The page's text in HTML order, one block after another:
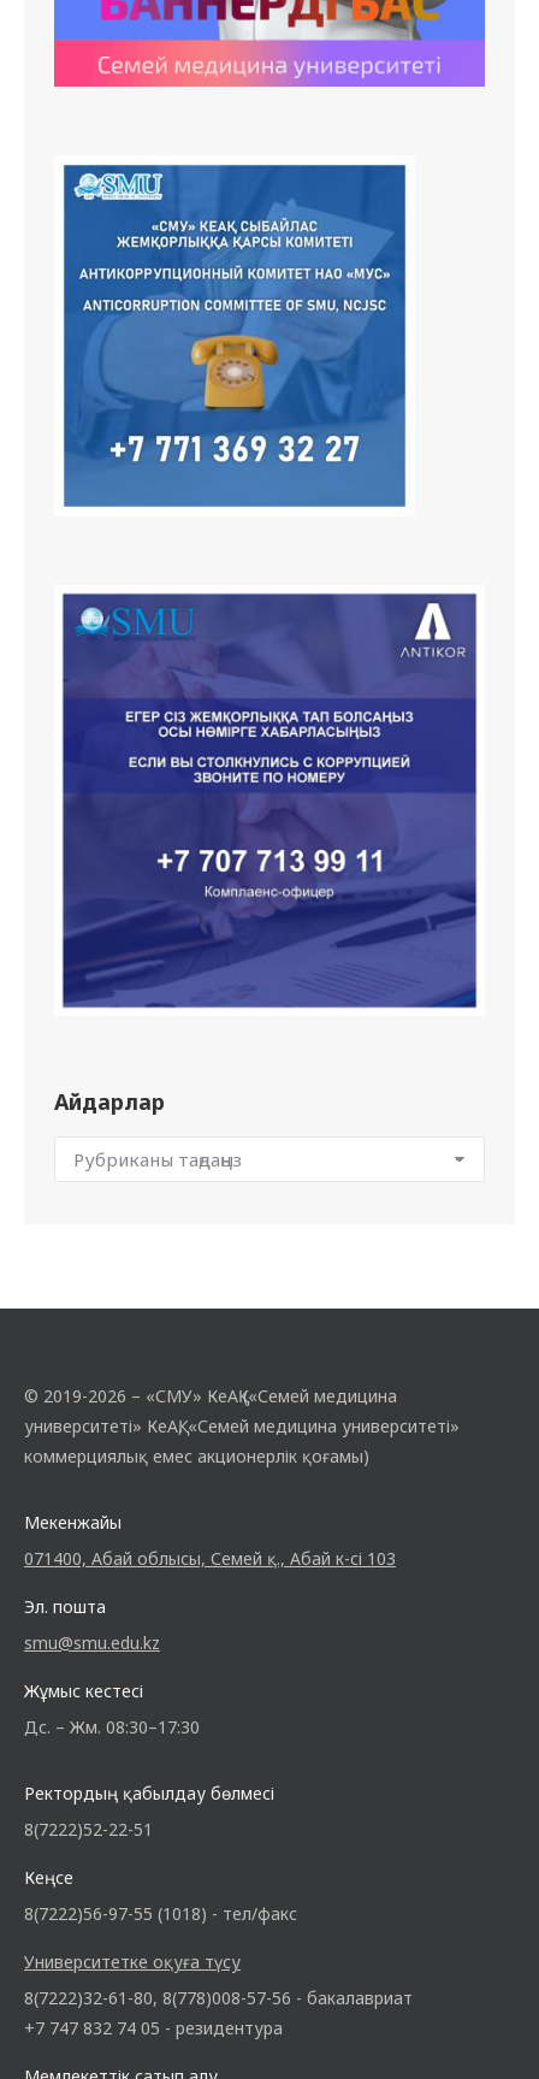
Айдарлар
© 2019-2026 – «СМУ» КеАҚ («Семей медицина
университеті» КеАҚ, «Семей медицина университеті»
коммерциялық емес акционерлік қоғамы)
Мекенжайы
071400, Абай облысы, Семей қ., Абай к-сі 103
Эл. пошта
smu@smu.edu.kz
Жұмыс кестесі
Дс. – Жм. 08:30–17:30
Ректордың қабылдау бөлмесі
8(7222)52-22-51
Кеңсе
8(7222)56-97-55 (1018) - тел/факс
Университетке оқуға түсу
8(7222)32-61-80, 8(778)008-57-56 - бакалавриат
+7 747 832 74 05 - резидентура